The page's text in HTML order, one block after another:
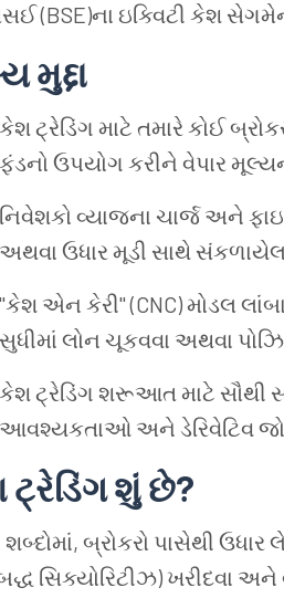
(BSE)ના ઇક્વિટી કેશ
મુદ્દા
કેશ ટ્રેડિંગ માટે તમારે કોઈ
ફંડનો ઉપયોગ કરીને વેપાર
નિવેશકો વ્યાજના ચાર્જ અને
અથવા ઉધાર મૂડી સાથે
"કેશ એન કેરી" (CNC) મોડલ
સુધીમાં લોન ચૂકવવા અથવા
કેશ ટ્રેડિંગ શરૂઆત માટે સૌથી
આવશ્યકતાઓ અને ડેરિવેટિવ
શું છે?
બ્રોકરો પાસેથી
સિક્યોરિટીઝ) ખરીદવા